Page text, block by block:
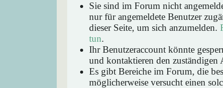
Sie sind im Forum nicht
nur für angemeldete Benutzer
dieser Seite, um sich anzumelden.
tun.
Ihr Benutzeraccount könnte
und kontaktieren den zuständigen
Es gibt Bereiche im Forum, die
möglicherweise versucht einen